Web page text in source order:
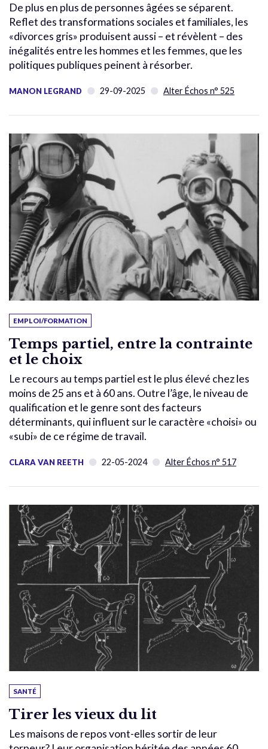
De plus en plus de personnes âgées se séparent.
Reflet des transformations sociales et familiales, les
«divorces gris» produisent aussi – et révèlent – des
inégalités entre les hommes et les femmes, que les
politiques publiques peinent à résorber.
MANON LEGRAND 29-09-2025 Alter Échos n° 525
EMPLOI/FORMATION
Temps partiel, entre la contrainte
et le choix
Le recours au temps partiel est le plus élevé chez les
moins de 25 ans et à 60 ans. Outre l’âge, le niveau de
qualification et le genre sont des facteurs
déterminants, qui influent sur le caractère «choisi» ou
«subi» de ce régime de travail.
CLARA VAN REETH 22-05-2024 Alter Échos n° 517
SANTÉ
Tirer les vieux du lit
Les maisons de repos vont-elles sortir de leur